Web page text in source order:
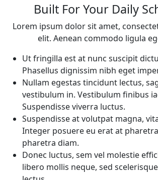
Built For Your Daily
Lorem ipsum dolor sit amet,
elit. Aenean commodo ligula
Ut fringilla est at nunc suscipit
Phasellus dignissim nibh eget
Nullam egestas tincidunt lectus,
vestibulum in. Vestibulum finibus
Suspendisse viverra luctus.
Suspendisse at volutpat magna,
Integer posuere eu erat at
pharetra diam.
Donec luctus, sem vel molestie
libero mollis neque, sed